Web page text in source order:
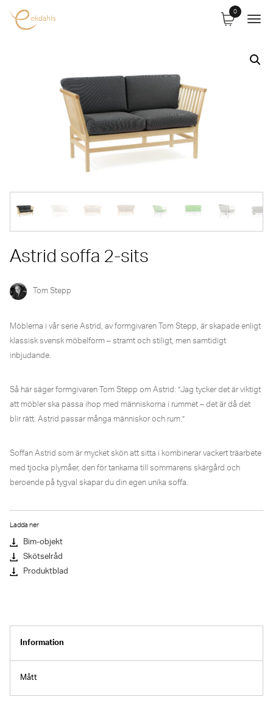
0
Astrid soffa 2-sits
Tom Stepp
Möblerna i vår serie Astrid, av formgivaren Tom Stepp, är skapade enligt
klassisk svensk möbelform – stramt och stiligt, men samtidigt
inbjudande.
Så här säger formgivaren Tom Stepp om Astrid: ”Jag tycker det är viktigt
att möbler ska passa ihop med människorna i rummet – det är då det
blir rätt. Astrid passar många människor och rum.”
Soffan Astrid som är mycket skön att sitta i kombinerar vackert träarbete
med tjocka plymåer, den för tankarna till sommarens skärgård och
beroende på tygval skapar du din egen unika soffa.
Ladda ner
Bim-objekt
Skötselråd
Produktblad
Information
Mått